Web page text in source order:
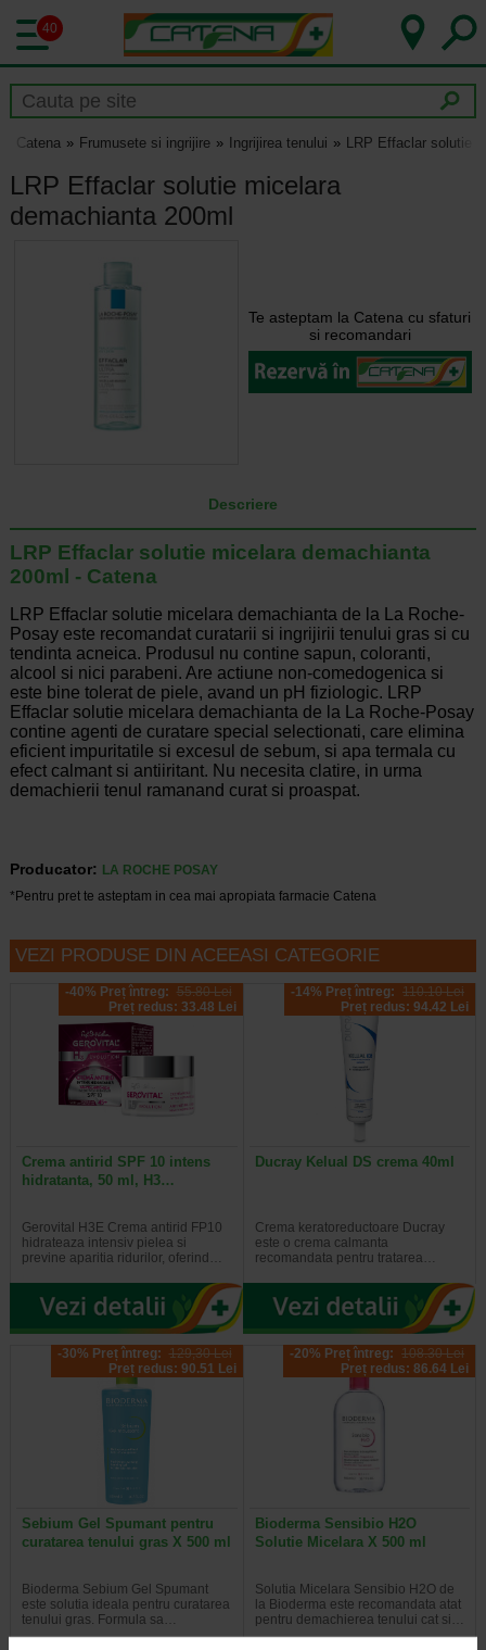
40
Catena Frumusete si ingrijire Ingrijirea tenului LRP Effaclar solutie
LRP Effaclar solutie micelara
demachianta 200ml
Te asteptam la Catena cu sfaturi
si recomandari
Descriere
LRP Effaclar solutie micelara demachianta
200ml - Catena
LRP Effaclar solutie micelara demachianta de la La Roche-
Posay este recomandat curatarii si ingrijirii tenului gras si cu
tendinta acneica. Produsul nu contine sapun, coloranti,
alcool si nici parabeni. Are actiune non-comedogenica si
este bine tolerat de piele, avand un pH fiziologic. LRP
Effaclar solutie micelara demachianta de la La Roche-Posay
contine agenti de curatare special selectionati, care elimina
eficient impuritatile si excesul de sebum, si apa termala cu
efect calmant si antiiritant. Nu necesita clatire, in urma
demachierii tenul ramanand curat si proaspat.
Producator:
LA ROCHE POSAY
*Pentru pret te asteptam in cea mai apropiata farmacie Catena
VEZI PRODUSE DIN ACEEASI CATEGORIE
-40% Preț întreg: 55.80 Lei
Preț redus: 33.48 Lei
Crema antirid SPF 10 intens
hidratanta, 50 ml, H3…
Gerovital H3E Crema antirid FP10
hidrateaza intensiv pielea si
previne aparitia ridurilor, oferind…
-14% Preț întreg: 110.10 Lei
Preț redus: 94.42 Lei
Ducray Kelual DS crema 40ml
Crema keratoreductoare Ducray
este o crema calmanta
recomandata pentru tratarea…
-30% Preț întreg: 129,30 Lei
Preț redus: 90.51 Lei
Sebium Gel Spumant pentru
curatarea tenului gras X 500 ml
Bioderma Sebium Gel Spumant
este solutia ideala pentru curatarea
tenului gras. Formula sa…
-20% Preț întreg: 108.30 Lei
Preț redus: 86.64 Lei
Bioderma Sensibio H2O
Solutie Micelara X 500 ml
Solutia Micelara Sensibio H2O de
la Bioderma este recomandata atat
pentru demachierea tenului cat si…